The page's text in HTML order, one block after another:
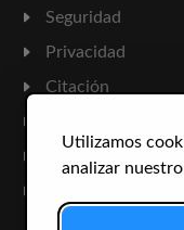
Utilizamos
analizar
Seguridad
Privacidad
Citación